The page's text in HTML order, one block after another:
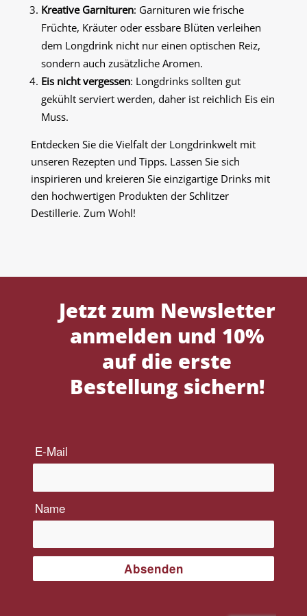
Kreative Garnituren: Garnituren wie frische
Früchte, Kräuter oder essbare Blüten verleihen
dem Longdrink nicht nur einen optischen Reiz,
sondern auch zusätzliche Aromen.
Eis nicht vergessen: Longdrinks sollten gut
gekühlt serviert werden, daher ist reichlich Eis ein
Muss.
Entdecken Sie die Vielfalt der Longdrinkwelt mit
unseren Rezepten und Tipps. Lassen Sie sich
inspirieren und kreieren Sie einzigartige Drinks mit
den hochwertigen Produkten der Schlitzer
Destillerie. Zum Wohl!
Jetzt zum Newsletter
anmelden und 10%
auf die erste
Bestellung sichern!